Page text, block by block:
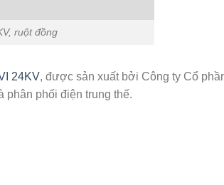
ruột đồng
24KV, được sản xuất bởi Công ty Cổ
phân phối điện trung thế.